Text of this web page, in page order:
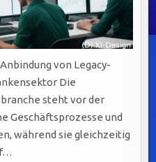
von Legacy-
Die
steht vor der
Geschäftsprozesse und
während sie gleichzeitig